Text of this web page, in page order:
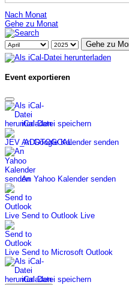
Nach Monat
Gehe zu Monat
Gehe zu
Event exportieren
iCal-Datei speichern
An Google Kalender senden
An Yahoo Kalender senden
Send to Outlook Live
Send to Microsoft Outlook
iCal-Datei speichern